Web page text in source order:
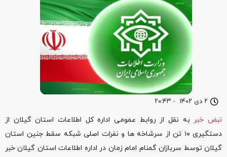
۲ دی ۱۴۰۲ - ۲۰:۴۳
نبض خبر به نقل از روابط عمومی اداره کل اطلاعات استان گیلان از
دستگیری ۱۰ تن از سرشاخه ها و نفرات اصلی شبکه سقط جنین استان
گیلان توسط سربازان گمنام امام زمان در اداره اطلاعات استان گیلان خبر